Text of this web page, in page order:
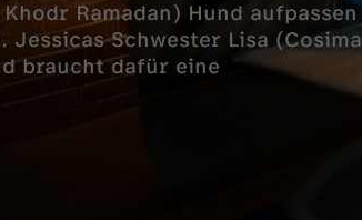
Ramadan) Hund aufpassen
Schwester Lisa (Cosima
braucht dafür eine